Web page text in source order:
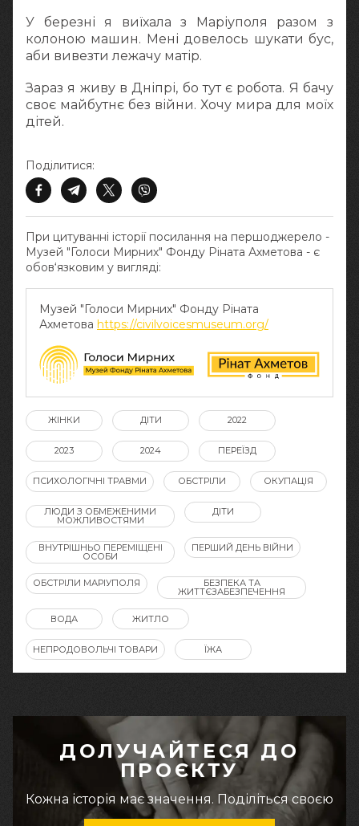
У березні я виїхала з Маріуполя разом з
колоною машин. Мені довелось шукати бус,
аби вивезти лежачу матір.
Зараз я живу в Дніпрі, бо тут є робота. Я бачу
своє майбутнє без війни. Хочу мира для моїх
дітей.
При цитуванні історії посилання на першоджерело -
Музей "Голоси Мирних" Фонду Ріната Ахметова - є
обов‘язковим у вигляді:
Музей "Голоси Мирних" Фонду Ріната
Ахметова https://civilvoicesmuseum.org/
Поділитися:
ЖІНКИ ДІТИ 2022
2023 2024 ПЕРЕЇЗД
ПСИХОЛОГІЧНІ ТРАВМИ ОБСТРІЛИ ОКУПАЦІЯ
ЛЮДИ З ОБМЕЖЕНИМИ
МОЖЛИВОСТЯМИ
ДІТИ
ВНУТРІШНЬО ПЕРЕМІЩЕНІ
ОСОБИ
ПЕРШИЙ ДЕНЬ ВІЙНИ
ОБСТРІЛИ МАРІУПОЛЯ БЕЗПЕКА ТА
ЖИТТЄЗАБЕЗПЕЧЕННЯ
ВОДА ЖИТЛО
НЕПРОДОВОЛЬЧІ ТОВАРИ ЇЖА
ДОЛУЧАЙТЕСЯ ДО
ПРОЄКТУ
Кожна історія має значення. Поділіться своєю